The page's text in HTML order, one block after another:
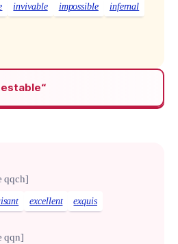
invivable impossible infernal
qqch]
excellent
exquis
qqn]